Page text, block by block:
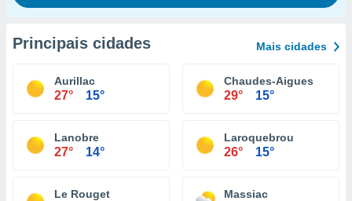
Principais cidades Mais cidades
Aurillac
27° 15°
Chaudes-Aigues
29° 15°
Lanobre
27° 14°
Laroquebrou
26° 15°
Le Rouget Massiac